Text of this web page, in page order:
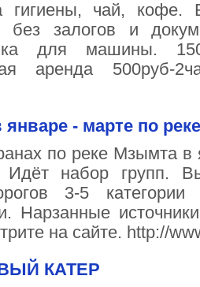
гигиены, чай,
залогов и
для машины.
аренда 500руб-
- марте по
по реке Мзымта
набор групп.
3-5 категории
Нарзанные
на сайте. http://
КАТЕР